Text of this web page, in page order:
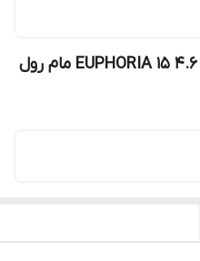
مام رول ضد تعریق الکل فری EUPHORIA 15 4.6 مام رول